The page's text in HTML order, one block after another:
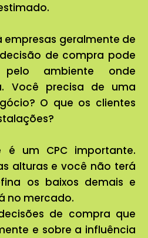
empresas geralmente de
de compra pode
pelo ambiente onde
Você precisa de uma
O que os clientes
é um CPC importante.
alturas e você não terá
os baixos demais e
no mercado.
de compra que
e sobre a influência